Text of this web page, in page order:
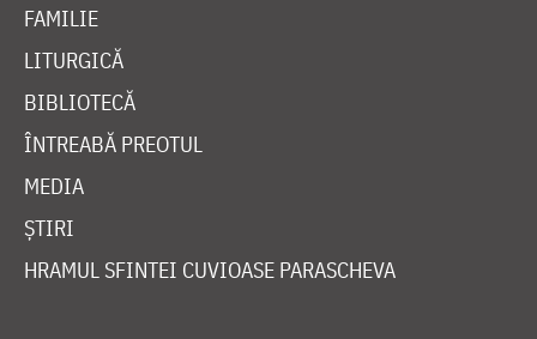
FAMILIE
LITURGICĂ
BIBLIOTECĂ
ÎNTREABĂ PREOTUL
MEDIA
ȘTIRI
HRAMUL SFINTEI CUVIOASE PARASCHEVA